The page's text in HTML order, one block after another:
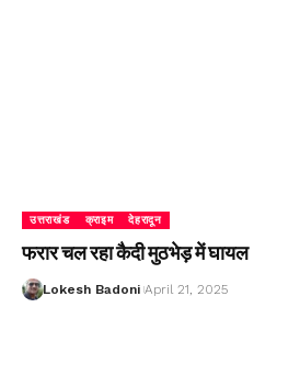
उत्तराखंड क्राइम देहरादून
फरार चल रहा कैदी मुठभेड़ में घायल
Lokesh Badoni April 21, 2025